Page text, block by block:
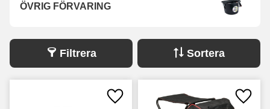
ÖVRIG FÖRVARING
Filtrera Sortera
Lägg till i favoriter Lägg